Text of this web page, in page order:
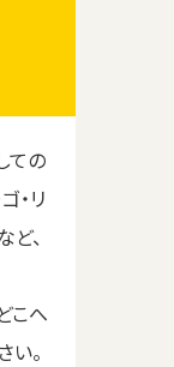
ての
・リ
、
こへ
。